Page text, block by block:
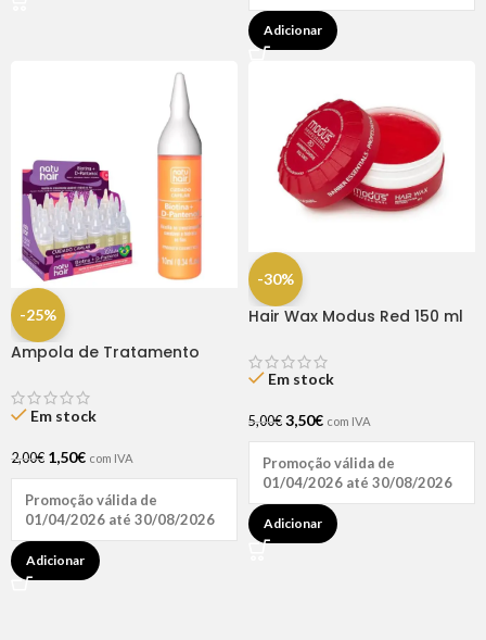
Adicionar
-25%
Ampola de Tratamento
Hair (1 UNIDADE)
Em stock
2,00€ 1,50€ com IVA
Promoção válida de
01/04/2026 até 30/08/2026
Adicionar
-30%
Hair Wax Modus Red 150 ml
Em stock
5,00€ 3,50€ com IVA
Promoção válida de
01/04/2026 até 30/08/2026
Adicionar